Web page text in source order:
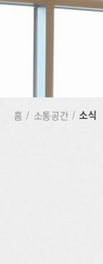
홈 / 소통공간 / 소식